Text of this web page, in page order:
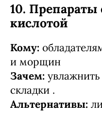
10. Препараты
кислотой
Кому:
и морщин
Зачем:
складки .
Альтернативы: